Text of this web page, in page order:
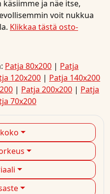
ja näe itse,
voit nukkua
Klikkaa tästä osto-
Patja 80x200 | Patja
120x200 | Patja 140x200
| Patja 200x200 | Patja
70x200